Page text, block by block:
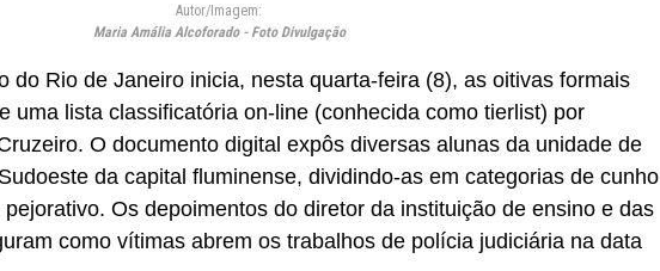
Autor/Imagem:
Maria Amália Alcoforado - Foto Divulgação
do Rio de Janeiro inicia, nesta quarta-feira (8), as oitivas formais
uma lista classificatória on-line (conhecida como tierlist) por
O documento digital expôs diversas alunas da unidade de
da capital fluminense, dividindo-as em categorias de cunho
Os depoimentos do diretor da instituição de ensino e das
como vítimas abrem os trabalhos de polícia judiciária na data